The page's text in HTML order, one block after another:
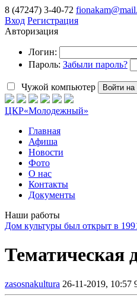
8 (47247) 3-40-72
Вход Регистрация
Авторизация
Логин:
Пароль: Забыли пароль?
Чужой компьютер Войти на
ЦКР«Молодежный»
Главная
Афиша
Новости
Фото
О нас
Контакты
Документы
Наши работы
Дом культуры был открыт в
Тематическая
zasosnakultura 26-11-2019, 10:57